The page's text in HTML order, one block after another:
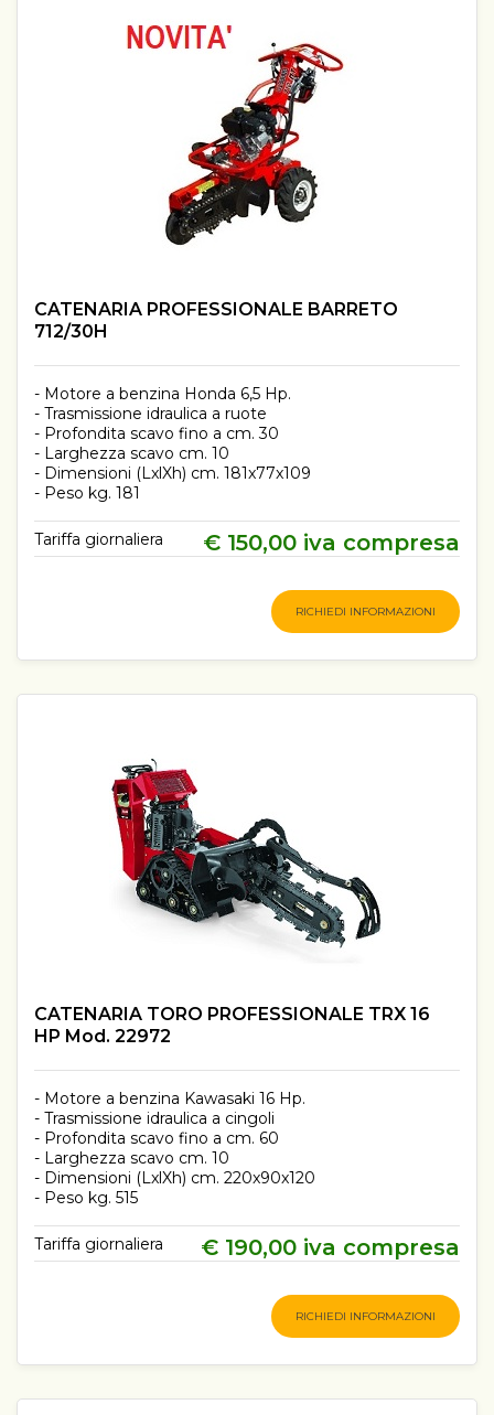
CATENARIA PROFESSIONALE BARRETO
712/30H
- Motore a benzina Honda 6,5 Hp.
- Trasmissione idraulica a ruote
- Profondita scavo fino a cm. 30
- Larghezza scavo cm. 10
- Dimensioni (LxlXh) cm. 181x77x109
- Peso kg. 181
Tariffa giornaliera € 150,00 iva compresa
RICHIEDI INFORMAZIONI
CATENARIA TORO PROFESSIONALE TRX 16
HP Mod. 22972
- Motore a benzina Kawasaki 16 Hp.
- Trasmissione idraulica a cingoli
- Profondita scavo fino a cm. 60
- Larghezza scavo cm. 10
- Dimensioni (LxlXh) cm. 220x90x120
- Peso kg. 515
Tariffa giornaliera € 190,00 iva compresa
RICHIEDI INFORMAZIONI